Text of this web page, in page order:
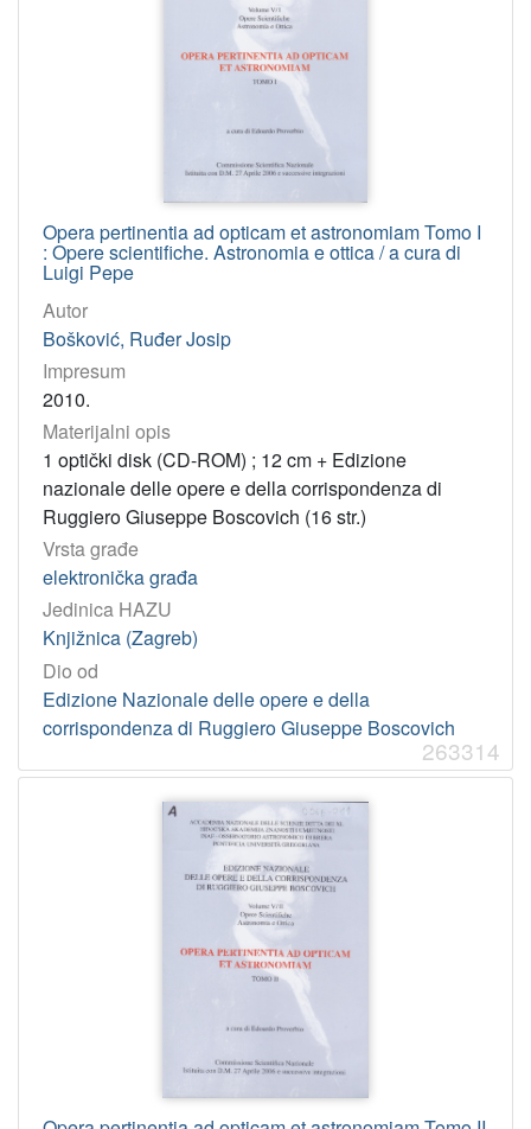
Opera pertinentia ad opticam et astronomiam Tomo I
: Opere scientifiche. Astronomia e ottica / a cura di
Luigi Pepe
Autor
Bošković, Ruđer Josip
Impresum
2010.
Materijalni opis
1 optički disk (CD-ROM) ; 12 cm + Edizione
nazionale delle opere e della corrispondenza di
Ruggiero Giuseppe Boscovich (16 str.)
Vrsta građe
elektronička građa
Jedinica HAZU
Knjižnica (Zagreb)
Dio od
Edizione Nazionale delle opere e della
corrispondenza di Ruggiero Giuseppe Boscovich
263314